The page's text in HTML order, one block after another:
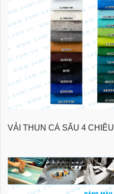
VẢI THUN CÁ SẤU 4 CHIỀU